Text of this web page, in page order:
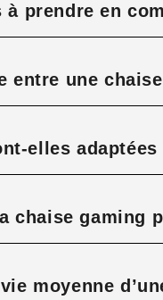
prendre en
entre une
elles
chaise gaming
moyenne